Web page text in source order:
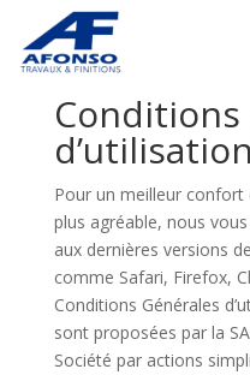
Pour un meilleur confort
plus agréable, nous
aux dernières versions
comme Safari, Firefox,
Conditions Générales
sont proposées par la
Société par actions